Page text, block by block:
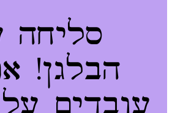
סליחה
הבלגן!
עובדים